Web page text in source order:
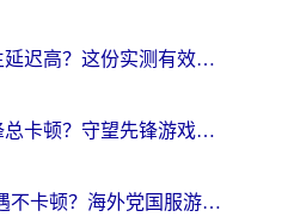
国外打地铁逃生延迟高？这份实测有效的低延迟指南帮你吃鸡
海外玩守望先锋总卡顿？守望先锋游戏加速器在哪里买&避坑指南（附欧洲非洲游戏实测）
台湾怎么玩光·遇不卡顿？海外党国服游戏加速终极攻略（附实测体验）